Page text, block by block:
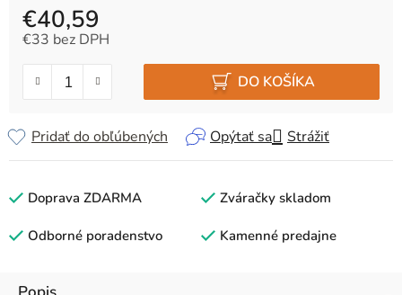
€40,59
€33 bez DPH
DO KOŠÍKA
Opýtať sa Strážiť
Pridať do obľúbených
Doprava ZDARMA Zváračky skladom
Odborné poradenstvo Kamenné predajne